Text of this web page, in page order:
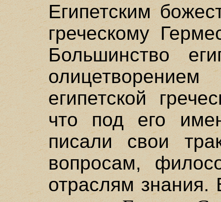
Египетским
греческому
Большинство
египетской
что под его
писали свои
вопросам,
отраслям знания.